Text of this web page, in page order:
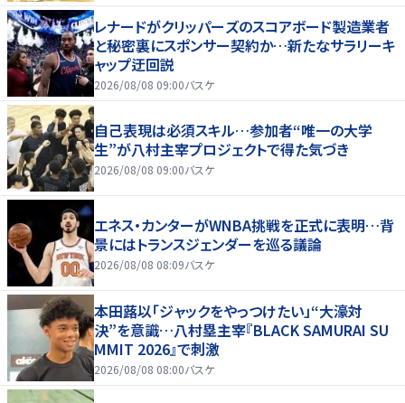
レナードがクリッパーズのスコアボード製造業者
と秘密裏にスポンサー契約か‬…新たなサラリーキ
ャップ迂回説
2026/08/08 09:00バスケ
自己表現は必須スキル…参加者“唯一の大学
生”が八村主宰プロジェクトで得た気づき
2026/08/08 09:00バスケ
エネス・カンターがWNBA挑戦を正式に表明…背
景にはトランスジェンダーを巡る議論
2026/08/08 08:09バスケ
本田蕗以「ジャックをやっつけたい」“大濠対
決”を意識…八村塁主宰『BLACK SAMURAI SU
MMIT 2026』で刺激
2026/08/08 08:00バスケ